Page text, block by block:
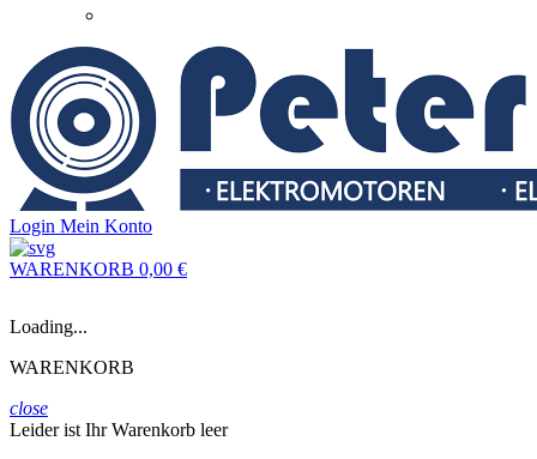
Login Mein Konto
WARENKORB 0,00 €
Loading...
WARENKORB
close
Leider ist Ihr Warenkorb leer